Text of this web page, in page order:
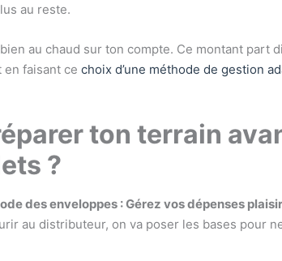
au reste.
au chaud sur ton compte. Ce montant part
en faisant ce choix d’une méthode de gestion
ton terrain
?
des enveloppes : Gérez vos dépenses
au distributeur, on va poser les bases pour